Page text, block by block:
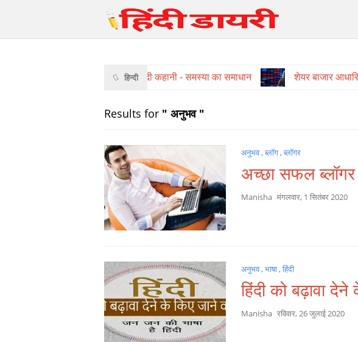
हिन्दीहिंदी कहानी - समस्या का समाधान शेयर बाजार
Results for " अनुभव "
अनुभव,ब्लॉग,ब्लॉगर
अच्छा सफल
Manisha मंगलवार, 1 सितंबर 2020
अनुभव,भाषा,हिंदी
हिंदी को बढ़ावा
Manisha रविवार, 26 जुलाई 2020